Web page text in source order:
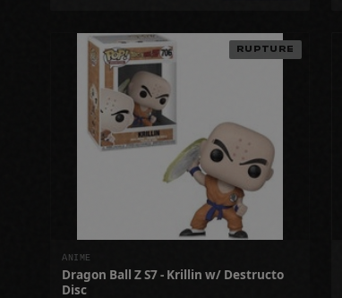
RUPTURE
ANIME
Dragon Ball Z S7 - Krillin w/ Destructo
Disc